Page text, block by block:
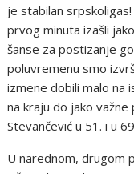
je stabilan
prvog minuta izašli
šanse za postizanje
poluvremenu smo
izmene dobili malo na
na kraju do jako
Stevančević u 51. i u
U narednom, drugom